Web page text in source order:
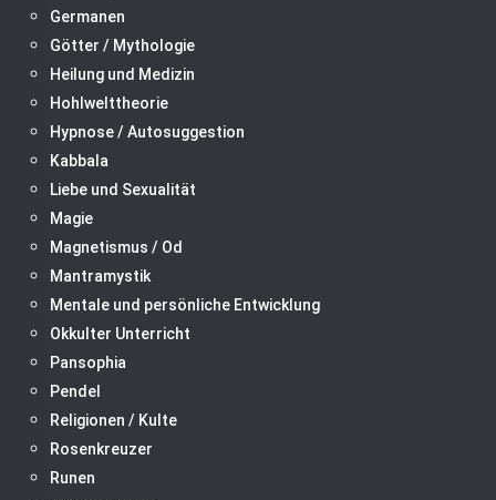
Germanen
Götter / Mythologie
Heilung und Medizin
Hohlwelttheorie
Hypnose / Autosuggestion
Kabbala
Liebe und Sexualität
Magie
Magnetismus / Od
Mantramystik
Mentale und persönliche Entwicklung
Okkulter Unterricht
Pansophia
Pendel
Religionen / Kulte
Rosenkreuzer
Runen